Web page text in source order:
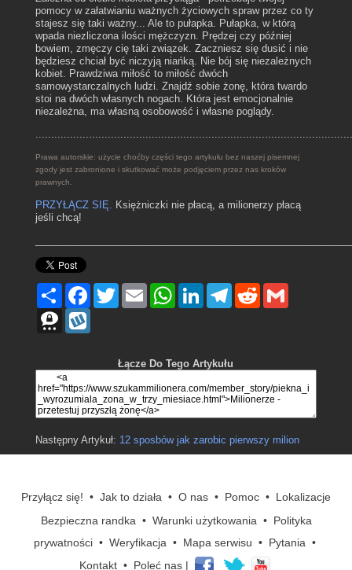
pomocy w załatwianiu ważnych życiowych spraw przez co ty
stajesz się taki ważny... Ale to pułapka. Pułapka, w którą
wpada niezliczona ilości mężczyzn. Prędzej czy później
bowiem, zmęczy cię taki związek. Zaczniesz się dusić i nie
będziesz chciał być niczyją niańką. Nie bój się niezależnych
kobiet. Prawdziwa miłość to miłość dwóch
samowystarczalnych ludzi. Znajdź sobie żonę, która twardo
stoi na dwóch własnych nogach. Która jest emocjonalnie
niezależna, ma własną osobowość i własne poglądy.
Prawa autorskie: użycie choćby części tego artykułu bez naszej pisemnej
zgody jest zabronione i skutkować może podjęciem przez nas kroków
prawnych.
PRZYŁĄCZ SIĘ. Księżniczki nie płacą, a milionerzy płacą
jeśli chcą!
Podziel
się
FacebookTwitter Email WhatsAppLinkedIn Telegram Reddit
Threema
Łącze Do Tego Artykułu
Następny Artykuł: 12 sposbów jak zarobic pierwszy milion
Przyłącz się! • Jak to działa • O nas • Pomoc • Lokalizacje
Bezpieczna randka• Warunki użytkowania• Polityka
prywatności• Weryfikacja• Mapa serwisu • Pytania•
Kontakt• Poleć nas|